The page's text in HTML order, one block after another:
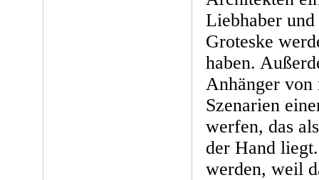
Liebhaber
Groteske
haben.
Anhänger
Szenarien
werfen, das
der Hand
werden, weil